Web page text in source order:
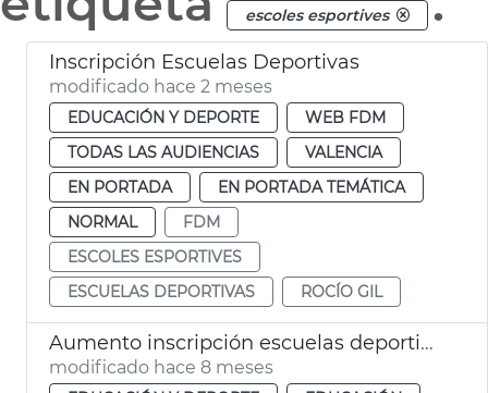
escoles esportives
Inscripción Escuelas Deportivas
modificado hace 2 meses
EDUCACIÓN Y DEPORTE
WEB FDM
TODAS LAS AUDIENCIAS
VALENCIA
EN PORTADA
EN PORTADA TEMÁTICA
NORMAL
FDM
ESCOLES ESPORTIVES
ESCUELAS DEPORTIVAS
ROCÍO GIL
Aumento inscripción escuelas deportivas 2025 26
modificado hace 8 meses